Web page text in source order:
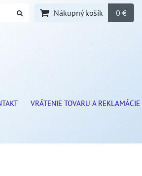
Nákupný košík 0 €
VRÁTENIE TOVARU A REKLAMÁCIE